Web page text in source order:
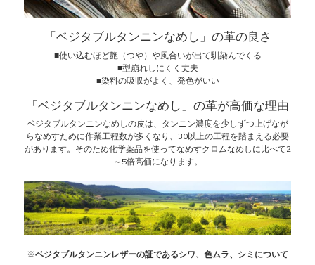
「ベジタブルタンニンなめし」の革の良さ
■使い込むほど艶（つや）や風合いが出て馴染んでくる
■型崩れしにくく丈夫
■染料の吸収がよく、発色がいい
「ベジタブルタンニンなめし」の革が高価な理由
ベジタブルタンニンなめしの皮は、タンニン濃度を少しずつ上げなが
らなめすために作業工程数が多くなり、30以上の工程を踏まえる必要
があります。そのため化学薬品を使ってなめすクロムなめしに比べて2
～5倍高価になります。
※ベジタブルタンニンレザーの証であるシワ、色ムラ、シミについて